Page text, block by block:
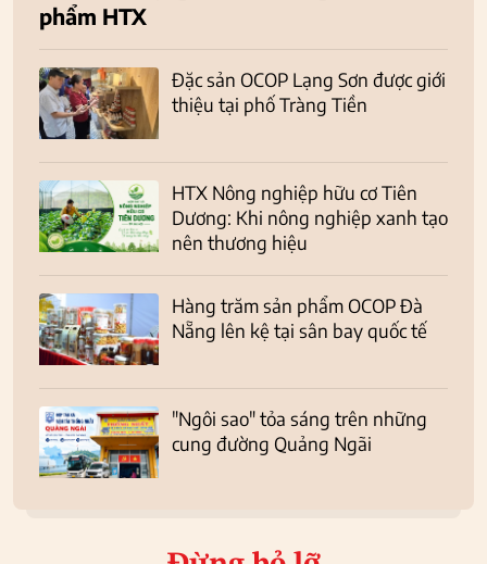
phẩm HTX
Đặc sản OCOP Lạng Sơn được giới
thiệu tại phố Tràng Tiền
HTX Nông nghiệp hữu cơ Tiên
Dương: Khi nông nghiệp xanh tạo
nên thương hiệu
Hàng trăm sản phẩm OCOP Đà
Nẵng lên kệ tại sân bay quốc tế
"Ngôi sao" tỏa sáng trên những
cung đường Quảng Ngãi